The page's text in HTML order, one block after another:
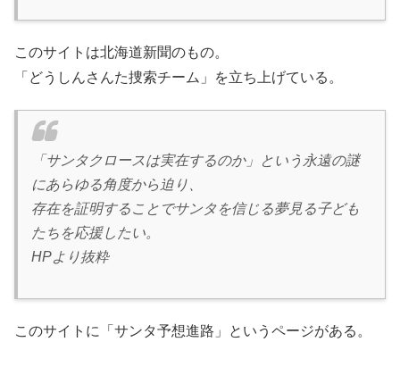
このサイトは北海道新聞のもの。
「どうしんさんた捜索チーム」を立ち上げている。
「サンタクロースは実在するのか」という永遠の謎
にあらゆる角度から迫り、
存在を証明することでサンタを信じる夢見る子ども
たちを応援したい。
HPより抜粋
このサイトに「サンタ予想進路」というページがある。